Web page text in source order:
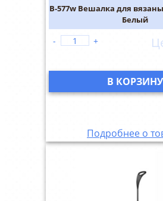
В-577w Вешалка для
Белый
- +
В КОРЗИНУ
Подробнее о